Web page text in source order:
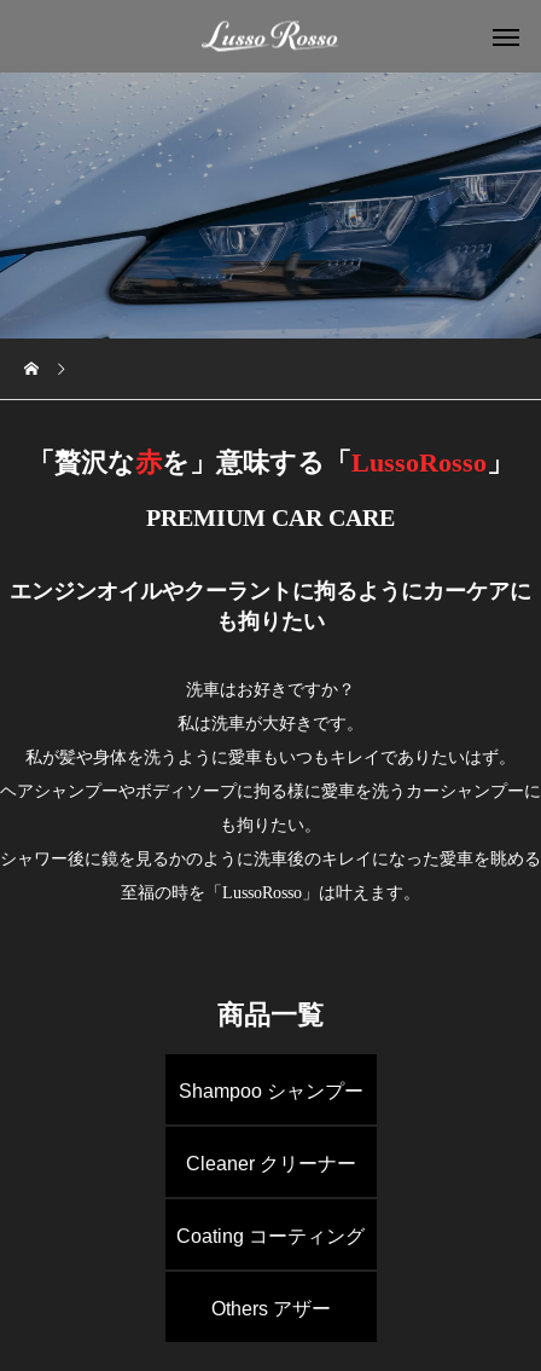
「 贅沢な赤を 」 意味する「 LussoRosso 」
PREMIUM CAR CARE
エンジンオイルやクーラントに拘るようにカーケアに
も拘りたい
洗車はお好きですか？
私は洗車が大好きです。
私が髪や身体を洗うように愛車もいつもキレイでありたいはず。
ヘアシャンプーやボディソープに拘る様に愛車を洗うカーシャンプーに
も拘りたい。
シャワー後に鏡を見るかのように洗車後のキレイになった愛車を眺める
至福の時を「LussoRosso」は叶えます。
商品一覧
Shampoo シャンプー
Cleaner クリーナー
Coating コーティング
Others アザー